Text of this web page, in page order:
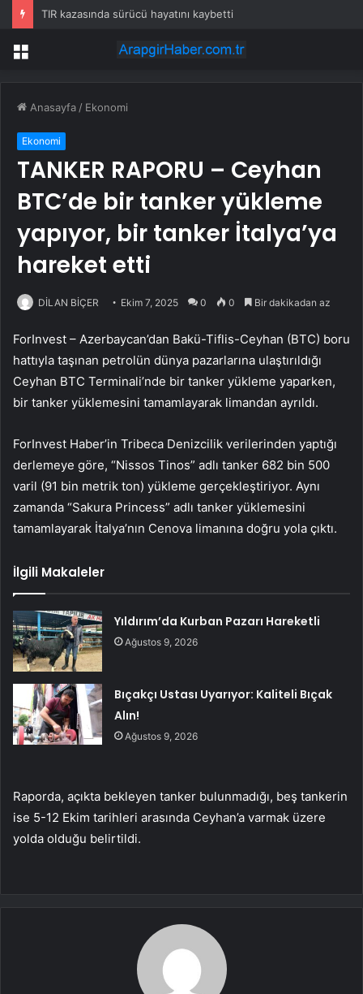
TIR kazasında sürücü hayatını kaybetti
Menü
Anasayfa / Ekonomi
Ekonomi
TANKER RAPORU – Ceyhan
BTC’de bir tanker yükleme
yapıyor, bir tanker İtalya’ya
hareket etti
DİLAN BİÇER Ekim 7, 2025 0 0 Bir dakikadan az
ForInvest – Azerbaycan’dan Bakü-Tiflis-Ceyhan (BTC) boru
hattıyla taşınan petrolün dünya pazarlarına ulaştırıldığı
Ceyhan BTC Terminali’nde bir tanker yükleme yaparken,
bir tanker yüklemesini tamamlayarak limandan ayrıldı.
ForInvest Haber’in Tribeca Denizcilik verilerinden yaptığı
derlemeye göre, “Nissos Tinos” adlı tanker 682 bin 500
varil (91 bin metrik ton) yükleme gerçekleştiriyor. Aynı
zamanda “Sakura Princess” adlı tanker yüklemesini
tamamlayarak İtalya’nın Cenova limanına doğru yola çıktı.
İlgili Makaleler
Yıldırım’da Kurban Pazarı Hareketli
Ağustos 9, 2026
Bıçakçı Ustası Uyarıyor: Kaliteli Bıçak
Alın!
Ağustos 9, 2026
Raporda, açıkta bekleyen tanker bulunmadığı, beş tankerin
ise 5-12 Ekim tarihleri arasında Ceyhan’a varmak üzere
yolda olduğu belirtildi.